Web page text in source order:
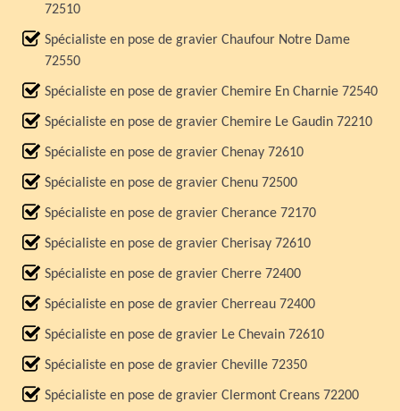
72510
Spécialiste en pose de gravier Chaufour Notre Dame
72550
Spécialiste en pose de gravier Chemire En Charnie 72540
Spécialiste en pose de gravier Chemire Le Gaudin 72210
Spécialiste en pose de gravier Chenay 72610
Spécialiste en pose de gravier Chenu 72500
Spécialiste en pose de gravier Cherance 72170
Spécialiste en pose de gravier Cherisay 72610
Spécialiste en pose de gravier Cherre 72400
Spécialiste en pose de gravier Cherreau 72400
Spécialiste en pose de gravier Le Chevain 72610
Spécialiste en pose de gravier Cheville 72350
Spécialiste en pose de gravier Clermont Creans 72200